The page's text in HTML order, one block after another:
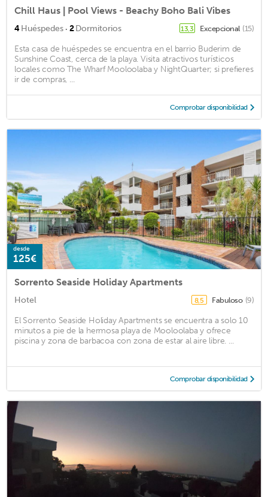
Chill Haus | Pool Views - Beachy Boho Bali Vibes
4Huéspedes · 2Dormitorios 13,3 Excepcional (15)
Esta casa de huéspedes se encuentra en el barrio Buderim de
Sunshine Coast, cerca de la playa. Visita atractivos turísticos
locales como The Wharf Mooloolaba y NightQuarter; si prefieres
ir de compras, ...
Comprobar disponibilidad
desde
125€
Sorrento Seaside Holiday Apartments
Hotel 8,5 Fabuloso (9)
El Sorrento Seaside Holiday Apartments se encuentra a solo 10
minutos a pie de la hermosa playa de Mooloolaba y ofrece
piscina y zona de barbacoa con zona de estar al aire libre. ...
Comprobar disponibilidad